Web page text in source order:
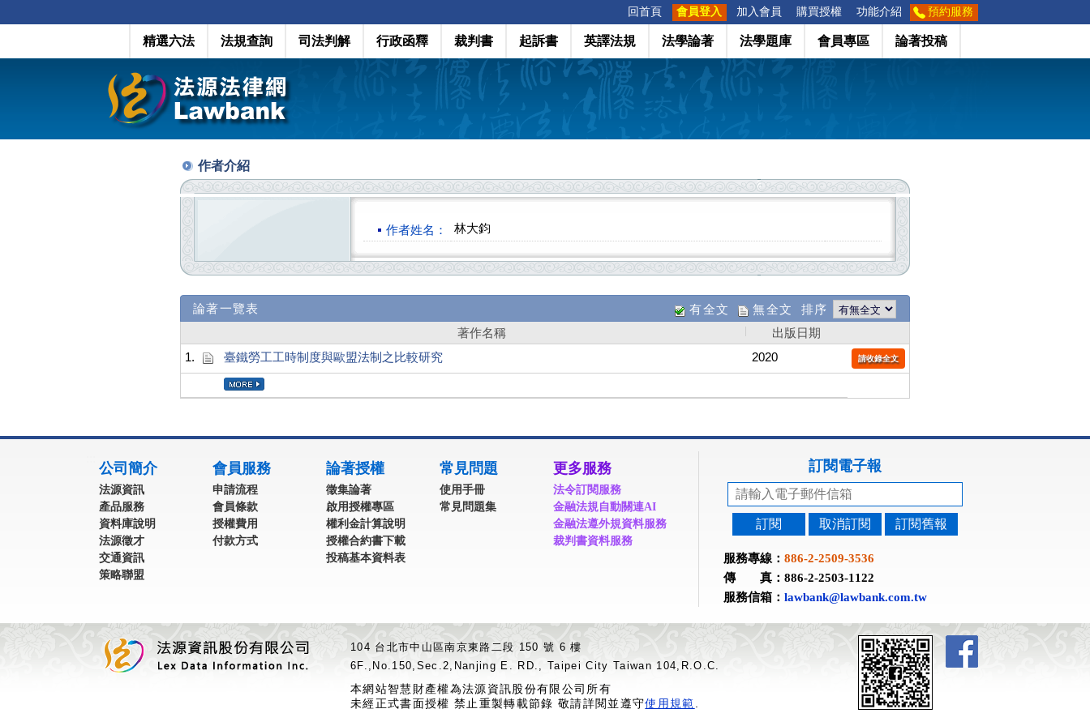
回首頁 會員登入 加入會員 購買授權 功能介紹 預約服務
精選六法 法規查詢 司法判解 行政函釋 裁判書 起訴書 英譯法規 法學論著 法學題庫 會員專區 論著投稿
作者介紹
作者姓名： 林大鈞
論著一覽表 有全文 無全文 排序
著作名稱
出版日期
1.
臺鐵勞工工時制度與歐盟法制之比較研究 2020 請收錄全文
公司簡介
法源資訊
產品服務
資料庫說明
法源徵才
交通資訊
策略聯盟
會員服務
申請流程
會員條款
授權費用
付款方式
論著授權
徵集論著
啟用授權專區
權利金計算說明
授權合約書下載
投稿基本資料表
常見問題
使用手冊
常見問題集
更多服務
法令訂閱服務
金融法規自動關連AI
金融法遵外規資料服務
裁判書資料服務
訂閱電子報
訂閱 取消訂閱 訂閱舊報
服務專線： 886-2-2509-3536
傳 真：886-2-2503-1122
服務信箱： lawbank@lawbank.com.tw
104 台北市中山區南京東路二段 150 號 6 樓
6F.,No.150,Sec.2,Nanjing E. RD., Taipei City Taiwan 104,R.O.C.
本網站智慧財產權為法源資訊股份有限公司所有
未經正式書面授權 禁止重製轉載節錄 敬請詳閱並遵守使用規範